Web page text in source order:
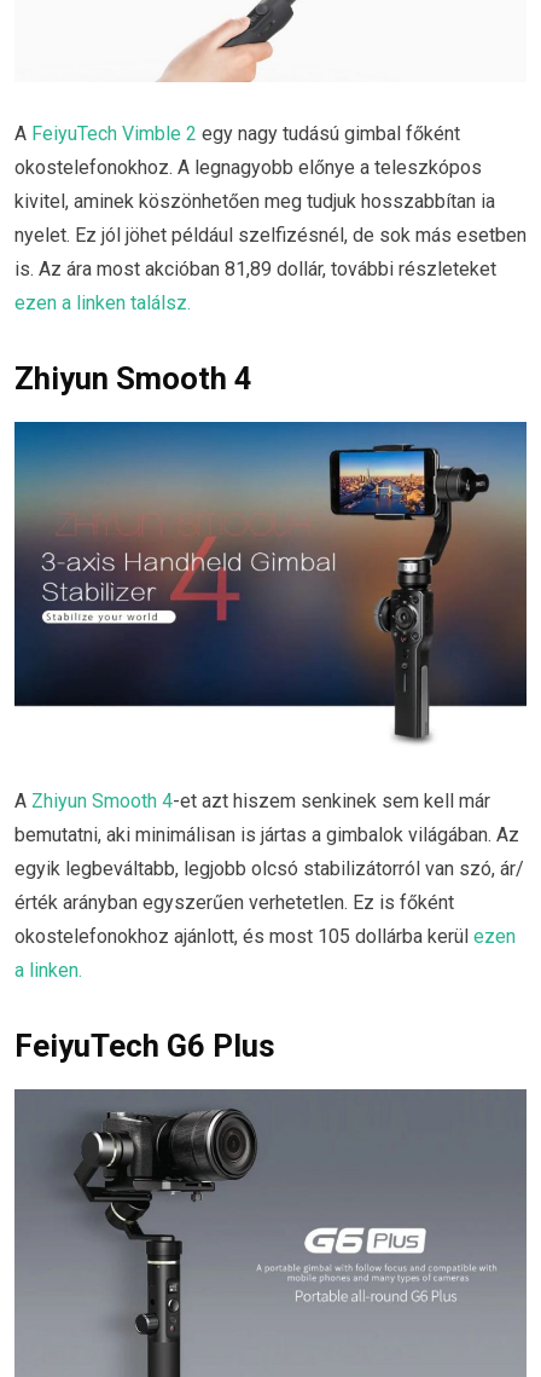
A FeiyuTech Vimble 2 egy nagy tudású gimbal főként
okostelefonokhoz. A legnagyobb előnye a teleszkópos
kivitel, aminek köszönhetően meg tudjuk hosszabbítan ia
nyelet. Ez jól jöhet például szelfizésnél, de sok más esetben
is. Az ára most akcióban 81,89 dollár, további részleteket
ezen a linken találsz.
Zhiyun Smooth 4
A Zhiyun Smooth 4-et azt hiszem senkinek sem kell már
bemutatni, aki minimálisan is jártas a gimbalok világában. Az
egyik legbeváltabb, legjobb olcsó stabilizátorról van szó, ár/
érték arányban egyszerűen verhetetlen. Ez is főként
okostelefonokhoz ajánlott, és most 105 dollárba kerül ezen
a linken.
FeiyuTech G6 Plus